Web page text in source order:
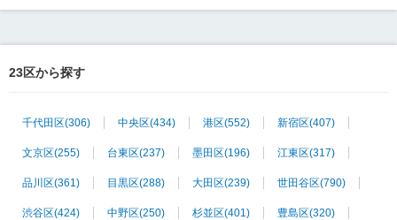
23区から探す
千代田区(306) 中央区(434) 港区(552) 新宿区(407)
文京区(255) 台東区(237) 墨田区(196) 江東区(317)
品川区(361) 目黒区(288) 大田区(239) 世田谷区(790)
渋谷区(424) 中野区(250) 杉並区(401) 豊島区(320)